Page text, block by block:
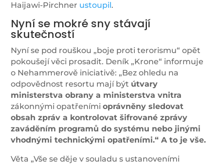
Haijawi-Pirchner ustoupil.
Nyní se mokré sny stávají
skutečností
Nyní se pod rouškou „boje proti terorismu“ opět
pokoušejí věci prosadit. Deník „Krone“ informuje
o Nehammerově iniciativě: „Bez ohledu na
odpovědnost resortu mají být útvary
ministerstva obrany a ministerstva vnitra
zákonnými opatřenímioprávněny sledovat
obsah zpráv a kontrolovat šifrované zprávy
zaváděním programů do systému nebo jinými
vhodnými technickými opatřeními.“ A to je vše.
Věta „Vše se děje v souladu s ustanoveními